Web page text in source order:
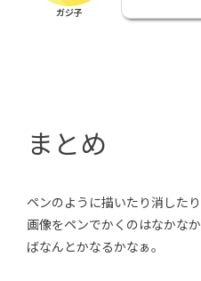
ガジ子
まとめ
ペンのように描いたり消した
画像をペンでかくのはなかな
ばなんとかなるかなぁ。